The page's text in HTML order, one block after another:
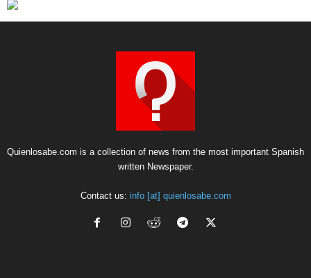
Quienlosabe.com is a collection of news from the most important Spanish
written Newspaper.
Contact us: info [at] quienlosabe.com